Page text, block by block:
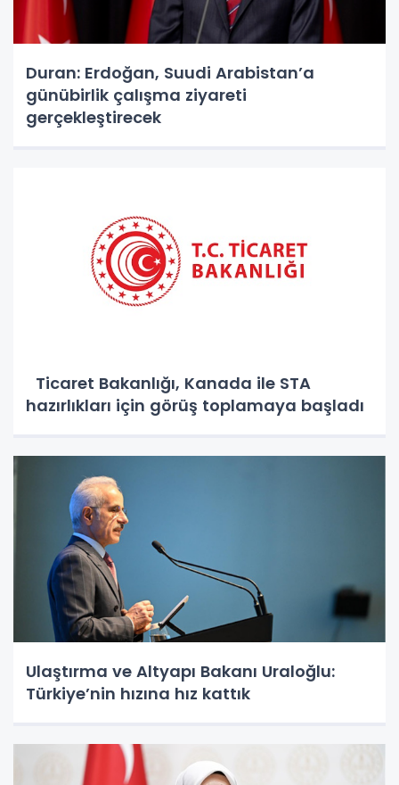
Duran: Erdoğan, Suudi Arabistan’a
günübirlik çalışma ziyareti
gerçekleştirecek
Ticaret Bakanlığı, Kanada ile STA
hazırlıkları için görüş toplamaya başladı
Ulaştırma ve Altyapı Bakanı Uraloğlu:
Türkiye’nin hızına hız kattık